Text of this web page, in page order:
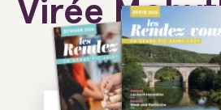
Virée
Ajouter au carnet